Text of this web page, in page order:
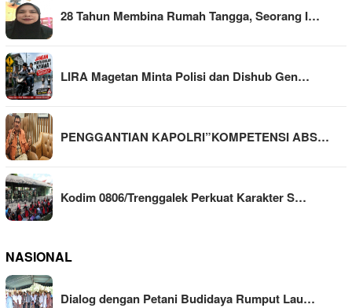
28 Tahun Membina Rumah Tangga, Seorang I…
LIRA Magetan Minta Polisi dan Dishub Gen…
PENGGANTIAN KAPOLRI”KOMPETENSI ABS…
Kodim 0806/Trenggalek Perkuat Karakter S…
NASIONAL
Dialog dengan Petani Budidaya Rumput Lau…